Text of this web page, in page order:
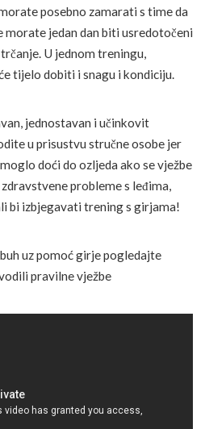
posebno zamarati s time da
jedan dan biti usredotočeni
U jednom treningu,
tijelo dobiti i snagu i kondiciju.
jednostavan i učinkovit
u prisustvu stručne osobe jer
doći do ozljeda ako se vježbe
probleme s leđima,
bi izbjegavati trening s girjama!
uz pomoć girje pogledajte
pravilne vježbe